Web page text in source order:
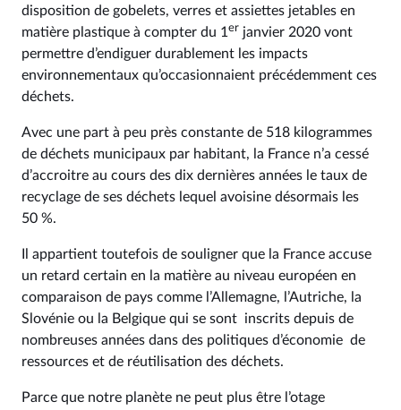
disposition de gobelets, verres et assiettes jetables en
matière plastique à compter du 1 er janvier 2020 vont
permettre d’endiguer durablement les impacts
environnementaux qu’occasionnaient précédemment ces
déchets.
Avec une part à peu près constante de 518 kilogrammes
de déchets municipaux par habitant, la France n’a cessé
d’accroitre au cours des dix dernières années le taux de
recyclage de ses déchets lequel avoisine désormais les
50 %.
Il appartient toutefois de souligner que la France accuse
un retard certain en la matière au niveau européen en
comparaison de pays comme l’Allemagne, l’Autriche, la
Slovénie ou la Belgique qui se sont inscrits depuis de
nombreuses années dans des politiques d’économie de
ressources et de réutilisation des déchets.
Parce que notre planète ne peut plus être l’otage